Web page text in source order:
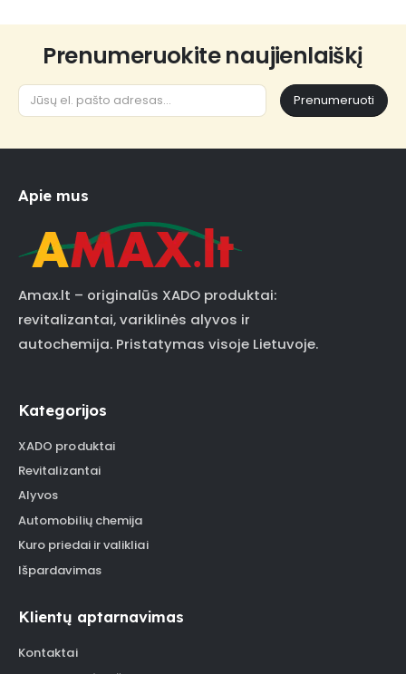
Prenumeruokite naujienlaiškį
Prenumeruoti
Apie mus
Amax.lt – originalūs XADO produktai:
revitalizantai, variklinės alyvos ir
autochemija. Pristatymas visoje Lietuvoje.
Kategorijos
XADO produktai
Revitalizantai
Alyvos
Automobilių chemija
Kuro priedai ir valikliai
Išpardavimas
Klientų aptarnavimas
Kontaktai